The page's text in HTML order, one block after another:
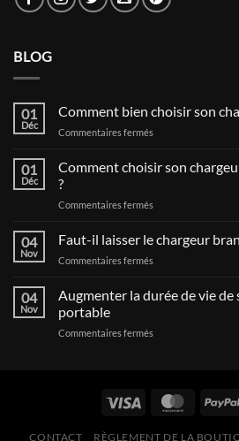
BLOG
01
Déc
Comment bien choisir son
Commentaires fermés
bien
choisir
chargeur
?
01
Déc
Comment choisir son
?
Commentaires fermés
choisir
son
chargeur
portable
04
Nov
Faut-il laisser le chargeur
Commentaires fermés
laisser
chargeur
04
Nov
Augmenter la durée de vie
portable
Commentaires fermés
vie
sa
CONTACT RÈGLEMENT DE LA